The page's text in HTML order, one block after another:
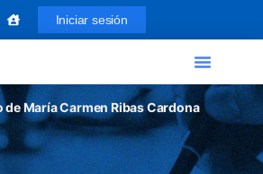
Iniciar sesión
de María Carmen Ribas Cardona